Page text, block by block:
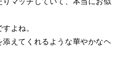
よね。
えてくれるような華やかなヘ